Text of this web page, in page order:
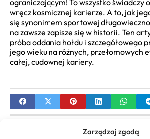
Zarządzaj zgodą
ograniczającym! To wszystko świadczy
wręcz kosmicznej karierze. A to, jak
się synonimem sportowej
na zawsze zapisze się w historii. Ten
próba oddania hołdu i szczegółowego
jego wieku na różnych, przełomowych
całej, cudownej kariery.